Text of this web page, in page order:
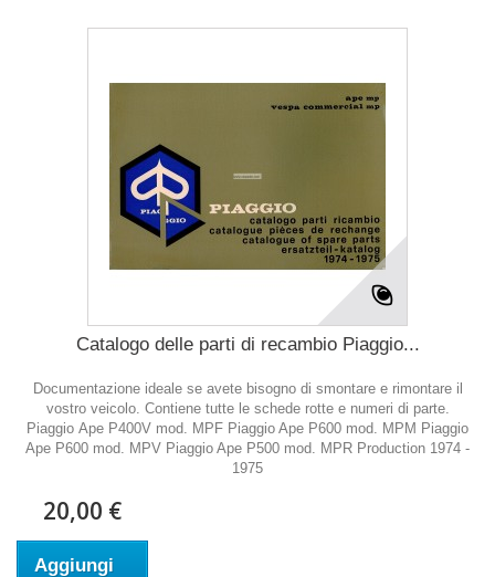
Catalogo delle parti di recambio Piaggio...
Documentazione ideale se avete bisogno di smontare e rimontare il
vostro veicolo. Contiene tutte le schede rotte e numeri di parte.
Piaggio Ape P400V mod. MPF Piaggio Ape P600 mod. MPM Piaggio
Ape P600 mod. MPV Piaggio Ape P500 mod. MPR Production 1974 -
1975
20,00 €
Aggiungi